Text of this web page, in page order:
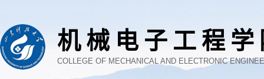
机械电子工程
COLLEGE OF MECHANICAL AND ELECTRONIC